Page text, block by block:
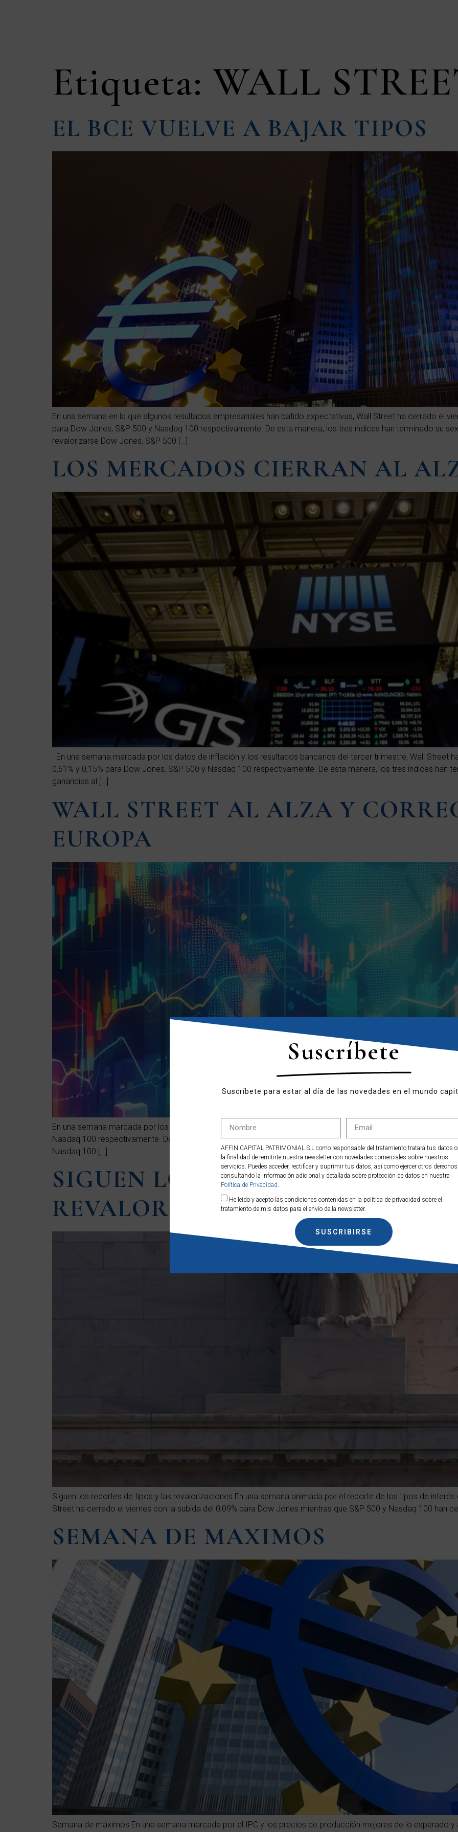
Etiqueta:WALL
EL BCE VUELVE A BAJAR TIPOS
En una semana en la que algunos resultados empresariales han batido expectativas, Wall Street ha cerrado el
para Dow Jones, S&P 500 y Nasdaq 100 respectivamente. De esta manera, los tres índices han terminado su
revalorizarse Dow Jones, S&P 500 […]
LOS MERCADOS CIERRAN AL
En una semana marcada por los datos de inflación y los resultados bancarios del tercer trimestre, Wall Street
0,61% y 0,15% para Dow Jones, S&P 500 y Nasdaq 100 respectivamente. De esta manera, los tres índices han
ganancias al […]
WALL STREET AL ALZA Y
EUROPA
En una semana marcada por los datos de empleo, Wall Street ha cerrado el viernes con las subidas del 0,81%,
Nasdaq 100 respectivamente. De esta manera, los tres índices han terminado su cuarta semana consecutiva
Nasdaq 100 […]
SIGUEN LOS RECORTES DE
REVALORIZACIONES
Siguen los recortes de tipos y las revalorizaciones En una semana animada por el recorte de los tipos de
Street ha cerrado el viernes con la subida del 0,09% para Dow Jones mientras que S&P 500 y Nasdaq 100 han
SEMANA DE MAXIMOS
Semana de máximos En una semana marcada por el IPC y los precios de producción mejores de lo esperado
Suscríbete
Suscríbete para estar al día de las novedades en el mundo
AFFIN CAPITAL PATRIMONIAL S.L como responsable del tratamiento tratará tus datos
la finalidad de remitirte nuestra newsletter con novedades comerciales sobre nuestros
servicios. Puedes acceder, rectificar y suprimir tus datos, así como ejercer otros derechos
consultando la información adicional y detallada sobre protección de datos en nuestra
Política de Privacidad
He leído y acepto las condiciones contenidas en la política de privacidad sobre el
tratamiento de mis datos para el envío de la newsletter.
SUSCRIBIRSE